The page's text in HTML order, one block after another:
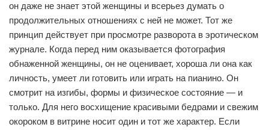
он даже не знает этой женщины и всерьез думать о
продолжительных отношениях с ней не может. Тот же
принцип действует при просмотре разворота в эротическом
журнале. Когда перед ним оказывается фотография
обнаженной женщины, он не оценивает, хороша ли она как
личность, умеет ли готовить или играть на пианино. Он
смотрит на изгибы, формы и физическое состояние — и
только. Для него восхищение красивыми бедрами и свежим
окороком в витрине носит один и тот же характер. Если